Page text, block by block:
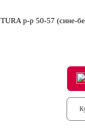
р-р 50-57 (сине-